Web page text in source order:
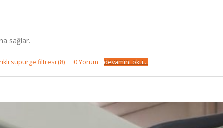
sağlar.
süpürge filtresi (8) 0 Yorum devamını oku...